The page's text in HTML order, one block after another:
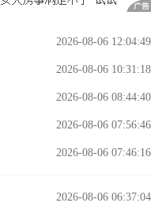
2026-08-06 12:04:49
2026-08-06 10:31:18
2026-08-06 08:44:40
2026-08-06 07:56:46
2026-08-06 07:46:16
2026-08-06 06:37:04